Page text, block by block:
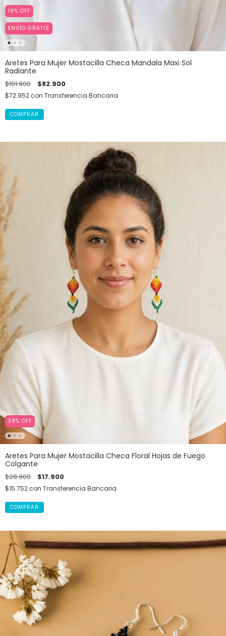
19% OFF
ENVÍO GRATIS
Aretes Para Mujer Mostacilla Checa Mandala Maxi Sol
Radiante
$101.900 $82.900
$72.952con Transferencia Bancaria
38% OFF
Aretes Para Mujer Mostacilla Checa Floral Hojas de Fuego
Colgante
$28.900 $17.900
$15.752con Transferencia Bancaria
COMPRAR